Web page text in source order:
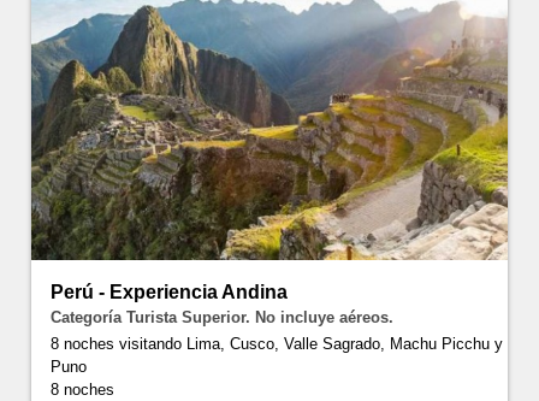
Perú - Experiencia Andina
Categoría Turista Superior. No incluye aéreos.
8 noches visitando Lima, Cusco, Valle Sagrado, Machu Picchu y
Puno
8 noches